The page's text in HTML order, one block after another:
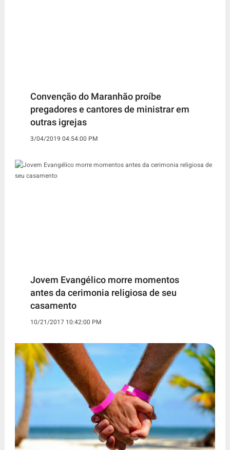
Convenção do Maranhão proíbe
pregadores e cantores de ministrar em
outras igrejas
3/04/2019 04:54:00 PM
Jovem Evangélico morre momentos
antes da cerimonia religiosa de seu
casamento
10/21/2017 10:42:00 PM